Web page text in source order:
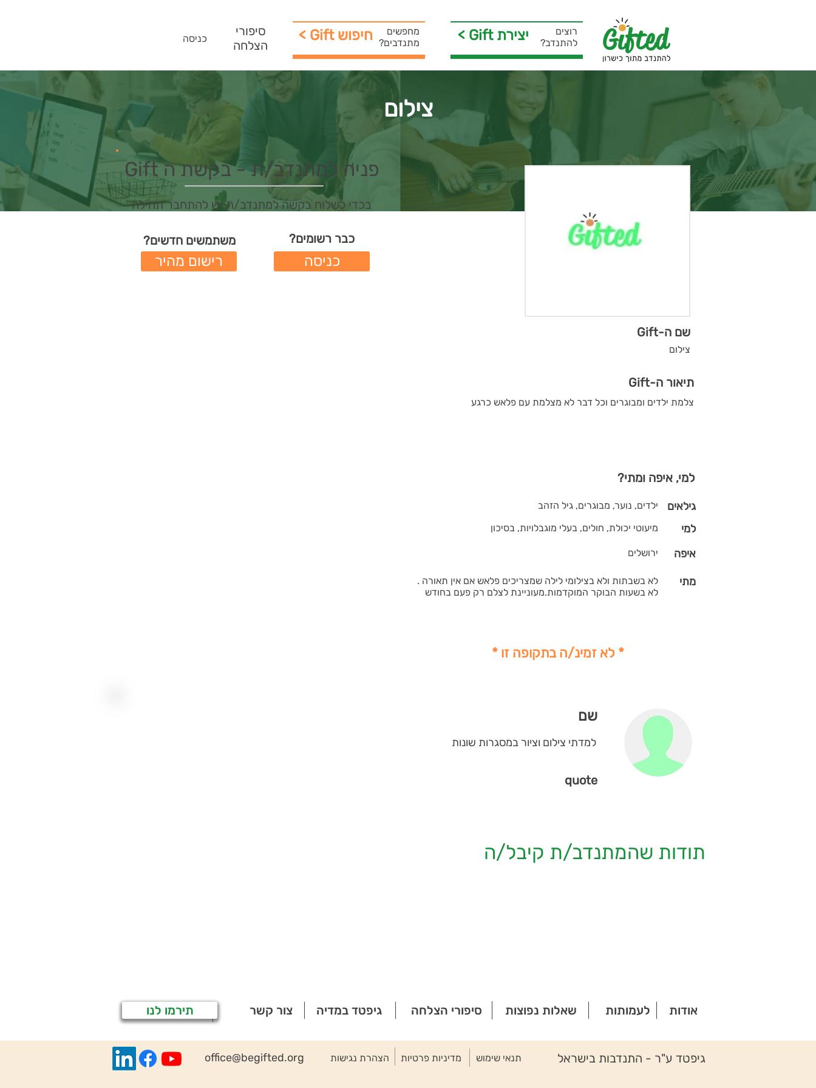
כניסה
סיפורי
הצלחה
מחפשים
מתנדבים? < Gift חיפוש < Gift יצירת
רוצים
להתנדב?
צילום
שם ה-Gift
צילום
תיאור ה-Gift
צלמת ילדים ומבוגרים וכל דבר לא מצלמת עם פלאש כרגע
למי, איפה ומתי?
ילדים, נוער, מבוגרים, גיל הזהב גילאים
מיעוטי יכולת, חולים, בעלי מוגבלויות, בסיכון למי
ירושלים איפה
לא בשבתות ולא בצילומי לילה שמצריכים פלאש אם אין תאורה .
לא בשעות הבוקר המוקדמות.מעוניינת לצלם רק פעם בחודש
מתי
* לא זמינ/ה בתקופה זו *
פניה למתנדב/ת - בקשת ה Gift
בכדי לשלוח בקשה למתנדב/ת יש להתחבר תחילה
משתמשים חדשים?
רישום מהיר
כבר רשומים?
כניסה
שם
למדתי צילום וציור במסגרות שונות
quote
תודות שהמתנדב/ת קיבל/ה
תירמו לנו צור קשר גיפטד במדיה סיפורי הצלחה שאלות נפוצות לעמותות אודות
office@begifted.org הצהרת נגישות מדיניות פרטיות תנאי שימוש גיפטד ע"ר - התנדבות בישראל